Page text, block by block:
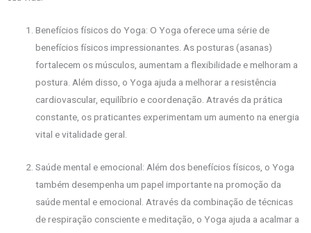
Benefícios físicos do Yoga: O Yoga oferece uma série de
benefícios físicos impressionantes. As posturas (asanas)
fortalecem os músculos, aumentam a flexibilidade e melhoram a
postura. Além disso, o Yoga ajuda a melhorar a resistência
cardiovascular, equilíbrio e coordenação. Através da prática
constante, os praticantes experimentam um aumento na energia
vital e vitalidade geral.
Saúde mental e emocional: Além dos benefícios físicos, o Yoga
também desempenha um papel importante na promoção da
saúde mental e emocional. Através da combinação de técnicas
de respiração consciente e meditação, o Yoga ajuda a acalmar a